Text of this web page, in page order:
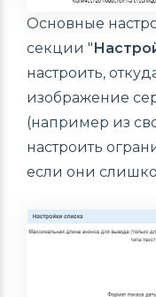
Основные
секции "
настроить,
изображение
(например из
настроить
если они